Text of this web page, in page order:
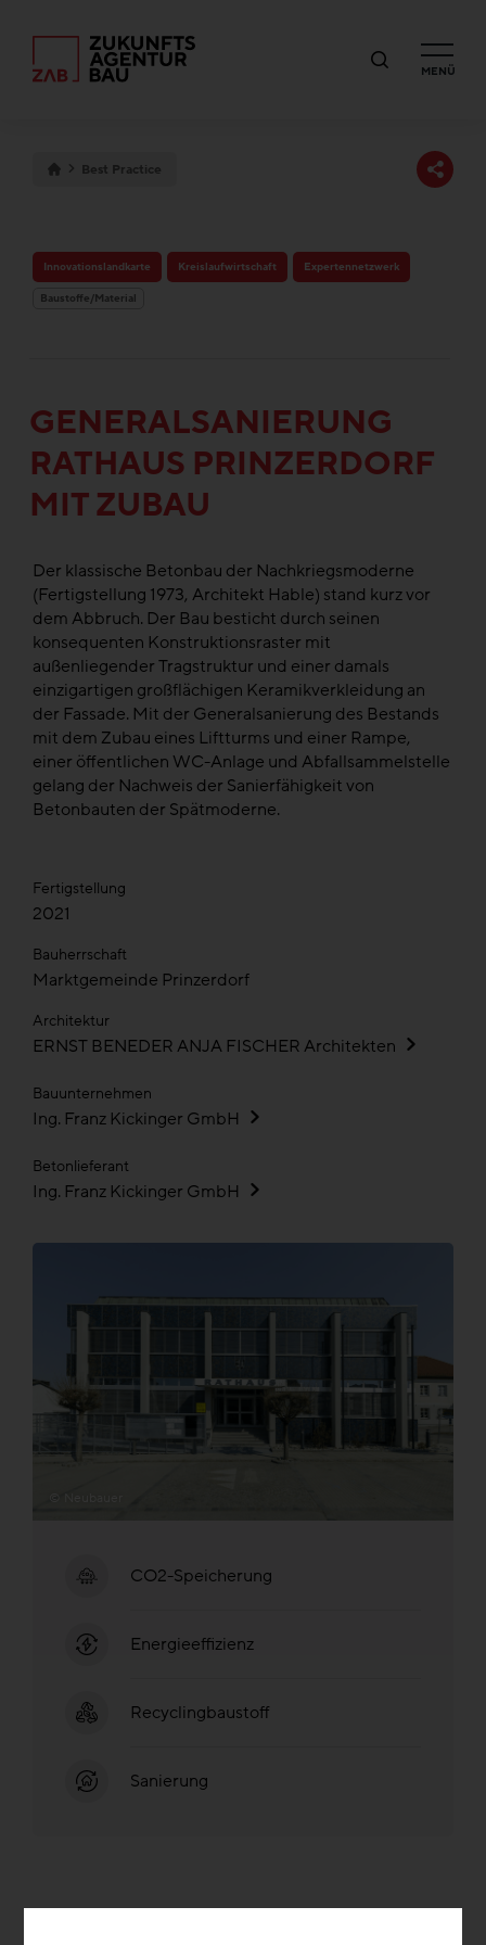
MENÜ
Best Practice
Innovationslandkarte Kreislaufwirtschaft Expertennetzwerk
Baustoffe/Material
GENERALSANIERUNG
RATHAUS PRINZERDORF
MIT ZUBAU
Der klassische Betonbau der Nachkriegsmoderne
(Fertigstellung 1973, Architekt Hable) stand kurz vor
dem Abbruch. Der Bau besticht durch seinen
konsequenten Konstruktionsraster mit
außenliegender Tragstruktur und einer damals
einzigartigen großflächigen Keramikverkleidung an
der Fassade. Mit der Generalsanierung des Bestands
mit dem Zubau eines Liftturms und einer Rampe,
einer öffentlichen WC-Anlage und Abfallsammelstelle
gelang der Nachweis der Sanierfähigkeit von
Betonbauten der Spätmoderne.
Fertigstellung
2021
Bauherrschaft
Marktgemeinde Prinzerdorf
Architektur
ERNST BENEDER ANJA FISCHER Architekten
Bauunternehmen
Ing. Franz Kickinger GmbH
Betonlieferant
Ing. Franz Kickinger GmbH
© Neubauer
CO2-Speicherung
Energieeffizienz
Recyclingbaustoff
Sanierung